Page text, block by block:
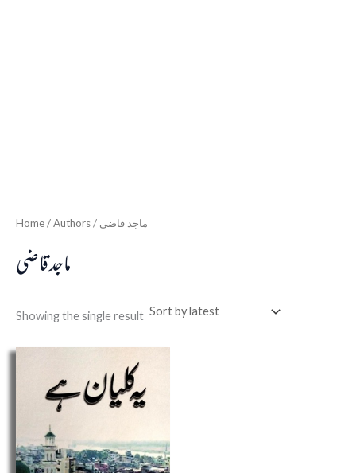
Home / Authors / ماجد قاضی
ماجد قاضی
Showing the single result